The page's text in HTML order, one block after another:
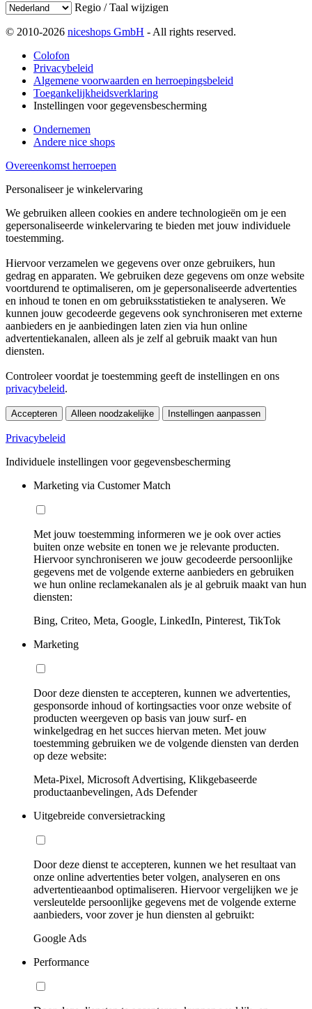
Regio / Taal wijzigen
© 2010-2026 niceshops GmbH - All rights reserved.
Colofon
Privacybeleid
Algemene voorwaarden en herroepingsbeleid
Toegankelijkheidsverklaring
Instellingen voor gegevensbescherming
Ondernemen
Andere nice shops
Overeenkomst herroepen
Personaliseer je winkelervaring
We gebruiken alleen cookies en andere technologieën om je een
gepersonaliseerde winkelervaring te bieden met jouw individuele
toestemming.
Hiervoor verzamelen we gegevens over onze gebruikers, hun
gedrag en apparaten. We gebruiken deze gegevens om onze website
voortdurend te optimaliseren, om je gepersonaliseerde advertenties
en inhoud te tonen en om gebruiksstatistieken te analyseren. We
kunnen jouw gecodeerde gegevens ook synchroniseren met externe
aanbieders en je aanbiedingen laten zien via hun online
advertentiekanalen, alleen als je zelf al gebruik maakt van hun
diensten.
Controleer voordat je toestemming geeft de instellingen en ons
privacybeleid.
Accepteren Alleen noodzakelijke Instellingen aanpassen
Privacybeleid
Individuele instellingen voor gegevensbescherming
Marketing via Customer Match
Met jouw toestemming informeren we je ook over acties
buiten onze website en tonen we je relevante producten.
Hiervoor synchroniseren we jouw gecodeerde persoonlijke
gegevens met de volgende externe aanbieders en gebruiken
we hun online reclamekanalen als je al gebruik maakt van hun
diensten:
Bing, Criteo, Meta, Google, LinkedIn, Pinterest, TikTok
Marketing
Door deze diensten te accepteren, kunnen we advertenties,
gesponsorde inhoud of kortingsacties voor onze website of
producten weergeven op basis van jouw surf- en
winkelgedrag en het succes hiervan meten. Met jouw
toestemming gebruiken we de volgende diensten van derden
op deze website:
Meta-Pixel, Microsoft Advertising, Klikgebaseerde
productaanbevelingen, Ads Defender
Uitgebreide conversietracking
Door deze dienst te accepteren, kunnen we het resultaat van
onze online advertenties beter volgen, analyseren en ons
advertentieaanbod optimaliseren. Hiervoor vergelijken we je
versleutelde persoonlijke gegevens met de volgende externe
aanbieders, voor zover je hun diensten al gebruikt:
Google Ads
Performance